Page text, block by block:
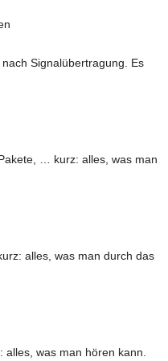
Signalübertragung. Es
… kurz: alles, was man
alles, was man durch das
was man hören kann.